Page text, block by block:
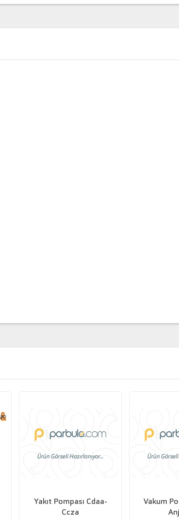
Yakıt Pompası Cdaa-
Ccza
Vakum